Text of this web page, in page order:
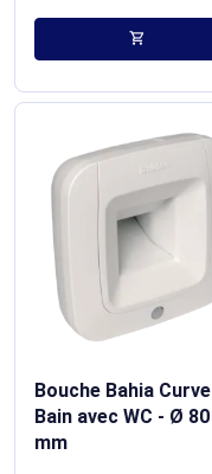
shopping_cart
Bouche Bahia Curve
Bain avec WC - Ø 80
mm